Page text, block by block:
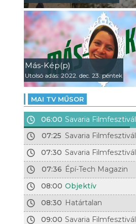
Más-Kép(p)
Utolsó adás: 2022. dec. 23. péntek
MAI TV MŰSOR
06:00 Savaria Filmfesztivál
07:25 Savaria Filmfesztivál
07:30 Savaria Filmfesztivál
07:36 Épí-Tech Magazin
08:00 Objektív
08:30 Határtalan
09:00 Savaria Filmfesztivál